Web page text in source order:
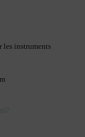
les instruments